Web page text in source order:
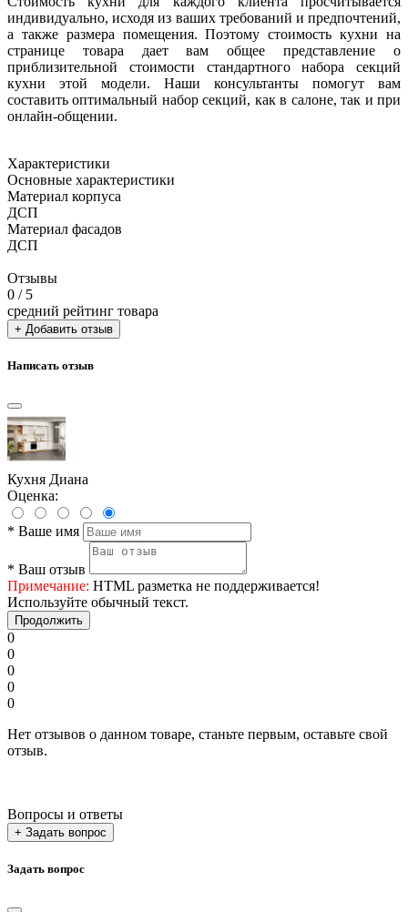
индивидуально, исходя из ваших требований и предпочтений,
а также размера помещения. Поэтому стоимость кухни на
странице товара дает вам общее представление о
приблизительной стоимости стандартного набора секций
кухни этой модели. Наши консультанты помогут вам
составить оптимальный набор секций, как в салоне, так и при
онлайн-общении.
Характеристики
Основные характеристики
Материал корпуса
ДСП
Материал фасадов
ДСП
Отзывы
0 / 5
средний рейтинг товара
+ Добавить отзыв
Написать отзыв
Кухня Диана
Оценка:
* Ваше имя
* Ваш отзыв
Примечание: HTML разметка не поддерживается!
Используйте обычный текст.
Продолжить
0
0
0
0
0
Нет отзывов о данном товаре, станьте первым, оставьте свой
отзыв.
Вопросы и ответы
+ Задать вопрос
Задать вопрос